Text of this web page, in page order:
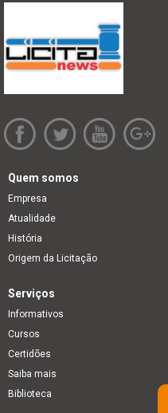
Quem somos
Empresa
Atualidade
História
Origem da Licitação
Serviços
Informativos
Cursos
Certidões
Saiba mais
Biblioteca